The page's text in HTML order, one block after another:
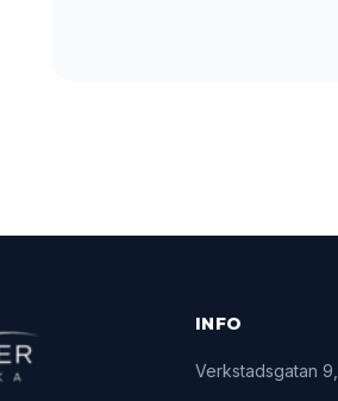
INFO
Verkstadsgatan